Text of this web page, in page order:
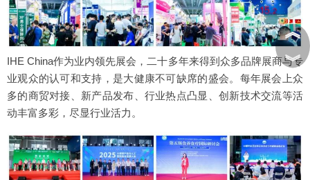
IHE China作为业内领先展会，二十多年来得到众多品牌展商与专
业观众的认可和支持，是大健康不可缺席的盛会。每年展会上众
多的商贸对接、新产品发布、行业热点凸显、创新技术交流等活
动丰富多彩，尽显行业活力。
︽
︾